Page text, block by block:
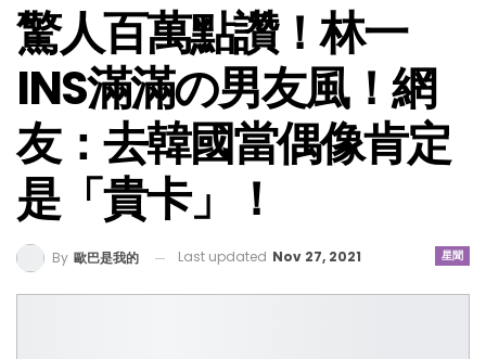
驚人百萬點讚！林一
INS滿滿の男友風！網
友：去韓國當偶像肯定
是「貴卡」！
星聞
By 歐巴是我的 Last updated Nov 27, 2021